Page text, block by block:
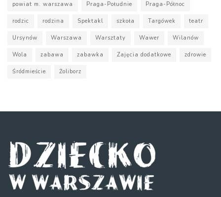
powiat m. warszawa Praga-Południe Praga-Północ
rodzic rodzina Spektakl szkoła Targówek teatr
Ursynów Warszawa Warsztaty Wawer Wilanów
Wola zabawa zabawka Zajęcia dodatkowe zdrowie
Śródmieście Żoliborz